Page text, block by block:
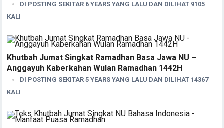
DI POSTING SEKITAR 6 YEARS YANG LALU DAN DILIHAT 9105
KALI
Khutbah Jumat Singkat Ramadhan Basa Jawa NU –
Anggayuh Kaberkahan Wulan Ramadhan 1442H
DI POSTING SEKITAR 5 YEARS YANG LALU DAN DILIHAT 14367
KALI